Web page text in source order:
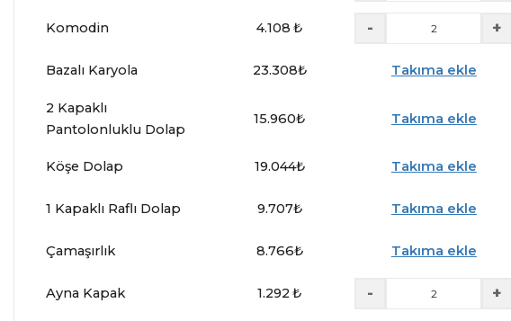
Komodin 4.108 ₺ - +
Bazalı Karyola 23.308₺ Takıma ekle
2 Kapaklı
Pantolonluklu Dolap
15.960₺ Takıma ekle
Köşe Dolap 19.044₺ Takıma ekle
1 Kapaklı Raflı Dolap 9.707₺ Takıma ekle
Çamaşırlık 8.766₺ Takıma ekle
Ayna Kapak 1.292₺ - +